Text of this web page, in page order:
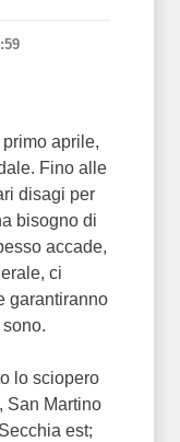
aprile,
Fino alle
disagi per
bisogno di
accade,
ci
garantiranno
lo sciopero
San Martino
est;